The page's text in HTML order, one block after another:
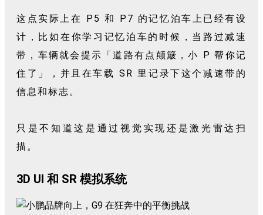
这点实际上在 P5 和 P7 的记忆泊车上已经有设
计，比如在你学习记忆泊车的时候，当路过减速
带，车辆就会提示「道路有点颠簸，小 P 帮你记
住了」，并且在车载 SR 里记录下这个减速带的
信息和标志。
只是不知道这是通过视觉实现还是激光雷达扫
描。
3D UI 和 SR 模拟系统